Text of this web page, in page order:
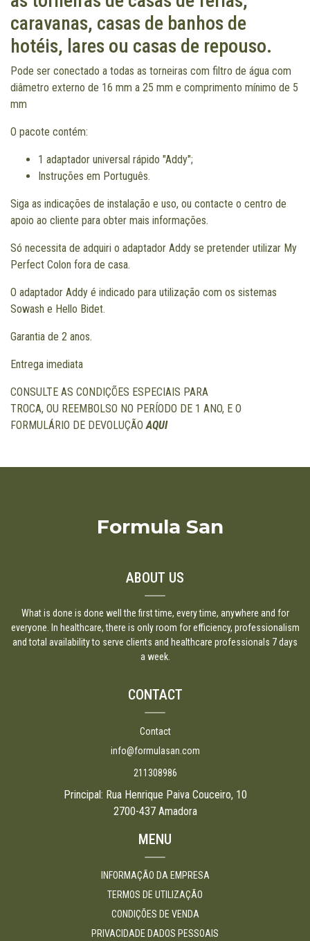
caravanas, casas de banhos de
hotéis, lares ou casas de repouso.
Pode ser conectado a todas as torneiras com filtro de água com
diâmetro externo de 16 mm a 25 mm e comprimento mínimo de 5
mm
O pacote contém:
1 adaptador universal rápido "Addy";
Instruções em Português.
Siga as indicações de instalação e uso, ou contacte o centro de
apoio ao cliente para obter mais informações.
Só necessita de adquiri o adaptador Addy se pretender utilizar My
Perfect Colon fora de casa.
O adaptador Addy é indicado para utilização com os sistemas
Sowash e Hello Bidet.
Garantia de 2 anos.
Entrega imediata
CONSULTE AS CONDIÇÕES ESPECIAIS PARA
TROCA, OU REEMBOLSO NO PERÍODO DE 1 ANO, E O
FORMULÁRIO DE DEVOLUÇÃOAQUI
Formula San
ABOUT US
What is done is done well the first time, every time, anywhere and for
everyone. In healthcare, there is only room for efficiency, professionalism
and total availability to serve clients and healthcare professionals 7 days
a week.
CONTACT
Contact
info@formulasan.com
211308986
Principal: Rua Henrique Paiva Couceiro, 10
2700-437 Amadora
MENU
INFORMAÇÃO DA EMPRESA
TERMOS DE UTILIZAÇÃO
CONDIÇÕES DE VENDA
PRIVACIDADE DADOS PESSOAIS